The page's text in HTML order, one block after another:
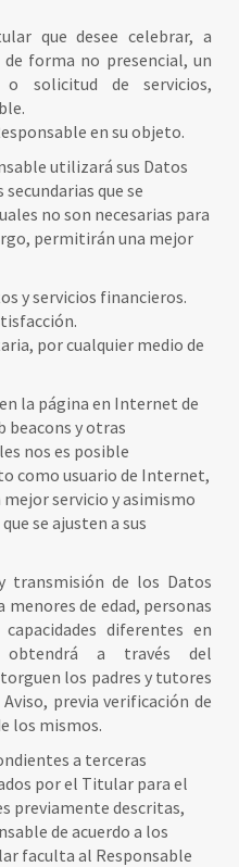
que desee celebrar, a
forma no presencial, un
o solicitud de servicios,
en su objeto.
utilizará sus Datos
que se
no son necesarias para
permitirán una mejor
y servicios financieros.
por cualquier medio de
la página en Internet de
beacons y otras
nos es posible
como usuario de Internet,
servicio y asimismo
se ajusten a sus
transmisión de los Datos
de edad, personas
diferentes en
a través del
los padres y tutores
previa verificación de
los mismos.
a terceras
por el Titular para el
previamente descritas,
de acuerdo a los
faculta al Responsable